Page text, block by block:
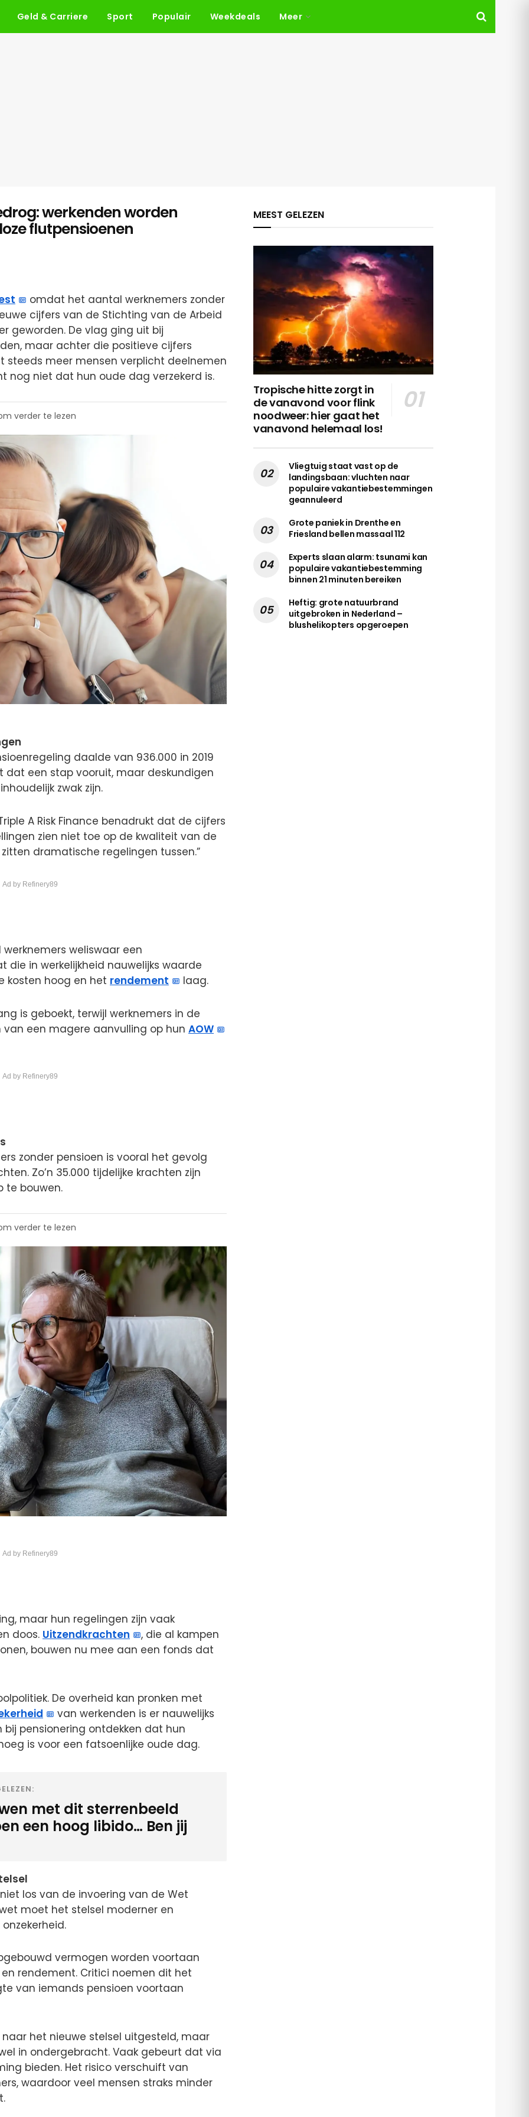
Geld & Carriere Sport Populair Weekdeals Meer
werkenden worden
flutpensioenen
omdat het aantal werknemers zonder
cijfers van de Stichting van de Arbeid
geworden. De vlag ging uit bij
maar achter die positieve cijfers
steeds meer mensen verplicht deelnemen
nog niet dat hun oude dag verzekerd is.
verder te lezen
daalde van 936.000 in 2019
dat een stap vooruit, maar deskundigen
zwak zijn.
A Risk Finance benadrukt dat de cijfers
zien niet toe op de kwaliteit van de
zitten dramatische regelingen tussen.”
by Refinery89
weliswaar een
die in werkelijkheid nauwelijks waarde
kosten hoog en het rendement laag.
is geboekt, terwijl werknemers in de
een magere aanvulling op hun AOW
by Refinery89
zonder pensioen is vooral het gevolg
Zo’n 35.000 tijdelijke krachten zijn
te bouwen.
verder te lezen
by Refinery89
maar hun regelingen zijn vaak
doos. Uitzendkrachten
, die al kampen
bouwen nu mee aan een fonds dat
De overheid kan pronken met
van werkenden is er nauwelijks
bij pensionering ontdekken dat hun
is voor een fatsoenlijke oude dag.
met dit sterrenbeeld
een hoog libido… Ben jij
los van de invoering van de Wet
moet het stelsel moderner en
vermogen worden voortaan
rendement. Critici noemen dit het
van iemands pensioen voortaan
het nieuwe stelsel uitgesteld, maar
in ondergebracht. Vaak gebeurt dat via
bieden. Het risico verschuift van
waardoor veel mensen straks minder
MEEST GELEZEN
Tropische hitte zorgt in
de vanavond voor flink
noodweer: hier gaat het
vanavond helemaal los!
Vliegtuig staat vast op de
landingsbaan: vluchten naar
populaire vakantiebestemmingen
geannuleerd
Grote paniek in Drenthe en
Friesland bellen massaal 112
Experts slaan alarm: tsunami kan
populaire vakantiebestemming
binnen 21 minuten bereiken
Heftig: grote natuurbrand
uitgebroken in Nederland –
blushelikopters opgeroepen